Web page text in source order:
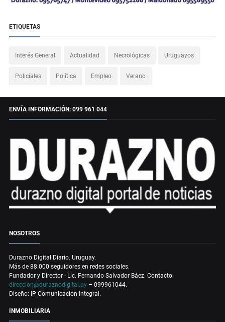
ETIQUETAS
Interés General Actualidad Necrológicas Uruguayos
Policiales Política Empleo Verano
ENVÍA INFORMACIÓN: 099 961 044
NOSOTROS
Durazno Digital Diario. Uruguay.
Más de 88.000 seguidores en redes sociales.
Fundador y Director - Lic. Fernando Salvador Báez. Contacto:
direccion@duraznodigital.uy – 099961044.
Diseño: IP Comunicación Integral.
INMOBILIARIA